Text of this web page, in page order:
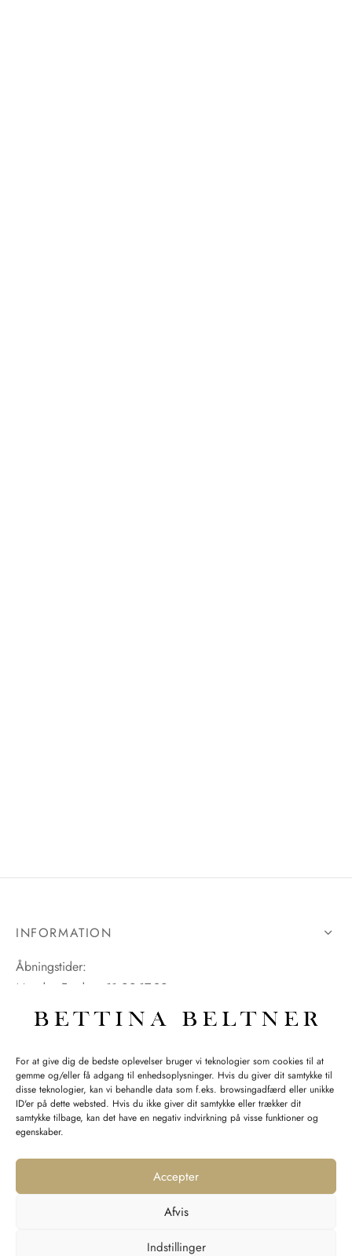
For at give dig de bedste oplevelser bruger vi teknologier som cookies til at
gemme og/eller få adgang til enhedsoplysninger. Hvis du giver dit samtykke til
disse teknologier, kan vi behandle data som f.eks. browsingadfærd eller unikke
ID'er på dette websted. Hvis du ikke giver dit samtykke eller trækker dit
samtykke tilbage, kan det have en negativ indvirkning på visse funktioner og
egenskaber.
Accepter
Afvis
Indstillinger
INFORMATION
Åbningstider:
Mandag-Fredag: 11.00-17.30
Lørdag: 11.00-15.00
SPØRGSMÅL WEBORDRE
BUTIK BETTINA BELTNER
Returnering
Handelsvilkår